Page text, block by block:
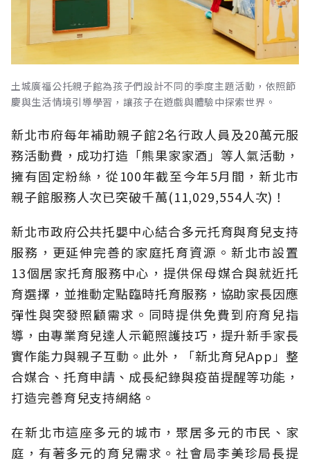
土城廣福公托親子館為孩子們設計不同的季度主題活動，依照節
慶與生活情境引導學習，讓孩子在遊戲與體驗中探索世界。
新北市府每年補助親子館2名行政人員及20萬元服
務活動費，成功打造「熊果家家酒」等人氣活動，
擁有固定粉絲，從100年截至今年5月間，新北市
親子館服務人次已突破千萬(11,029,554人次)！
新北市政府公共托嬰中心結合多元托育與育兒支持
服務，更延伸完善的家庭托育資源。新北市設置
13個居家托育服務中心，提供保母媒合與就近托
育選擇，並推動定點臨時托育服務，協助家長因應
彈性與突發照顧需求。同時提供免費到府育兒指
導，由專業育兒達人示範照護技巧，提升新手家長
實作能力與親子互動。此外，「新北育兒App」整
合媒合、托育申請、成長紀錄與疫苗提醒等功能，
打造完善育兒支持網絡。
在新北市這座多元的城市，聚居多元的市民、家
庭，有著多元的育兒需求。社會局李美珍局長提